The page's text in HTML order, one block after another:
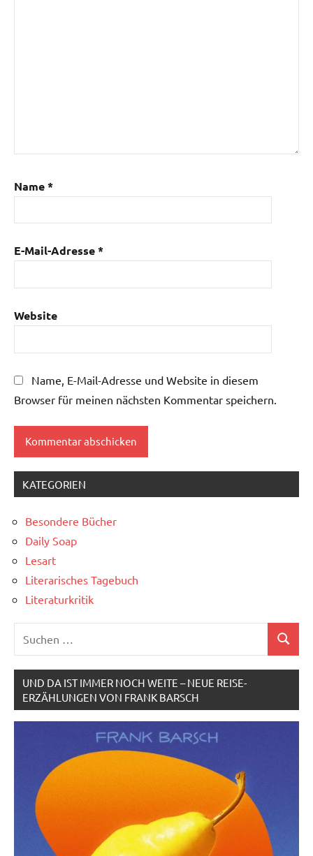
Name*
E-Mail-Adresse*
Website
Name, E-Mail-Adresse und Website in diesem
Browser für meinen nächsten Kommentar speichern.
KATEGORIEN
Besondere Bücher
Daily Soap
Lesart
Literarisches Tagebuch
Literaturkritik
Suchen
UND DA IST IMMER NOCH WEITE – NEUE REISE-
ERZÄHLUNGEN VON FRANK BARSCH